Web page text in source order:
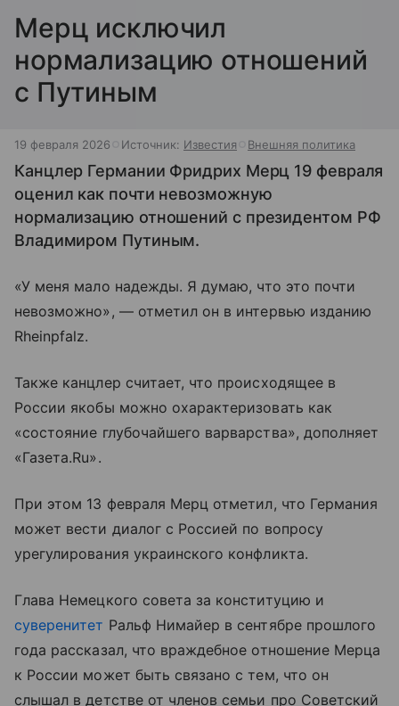
Мерц исключил
нормализацию отношений
с Путиным
19 февраля 2026 Источник: Известия Внешняя политика
Канцлер Германии Фридрих Мерц 19 февраля
оценил как почти невозможную
нормализацию отношений с президентом РФ
Владимиром Путиным.
«У меня мало надежды. Я думаю, что это почти
невозможно», — отметил он в интервью изданию
Rheinpfalz.
Также канцлер считает, что происходящее в
России якобы можно охарактеризовать как
«состояние глубочайшего варварства», дополняет
«Газета.Ru».
При этом 13 февраля Мерц отметил, что Германия
может вести диалог с Россией по вопросу
урегулирования украинского конфликта.
Глава Немецкого совета за конституцию и
суверенитет Ральф Нимайер в сентябре прошлого
года рассказал, что враждебное отношение Мерца
к России может быть связано с тем, что он
слышал в детстве от членов семьи про Советский